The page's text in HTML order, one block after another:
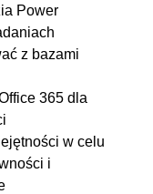
Power
z bazami
365 dla
w celu
i